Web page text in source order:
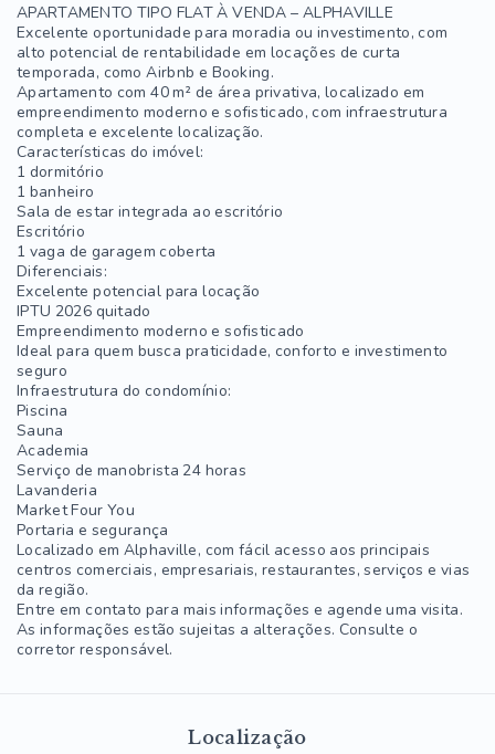
APARTAMENTO TIPO FLAT À VENDA – ALPHAVILLE
Excelente oportunidade para moradia ou investimento, com
alto potencial de rentabilidade em locações de curta
temporada, como Airbnb e Booking.
Apartamento com 40 m² de área privativa, localizado em
empreendimento moderno e sofisticado, com infraestrutura
completa e excelente localização.
Características do imóvel:
1 dormitório
1 banheiro
Sala de estar integrada ao escritório
Escritório
1 vaga de garagem coberta
Diferenciais:
Excelente potencial para locação
IPTU 2026 quitado
Empreendimento moderno e sofisticado
Ideal para quem busca praticidade, conforto e investimento
seguro
Infraestrutura do condomínio:
Piscina
Sauna
Academia
Serviço de manobrista 24 horas
Lavanderia
Market Four You
Portaria e segurança
Localizado em Alphaville, com fácil acesso aos principais
centros comerciais, empresariais, restaurantes, serviços e vias
da região.
Entre em contato para mais informações e agende uma visita.
As informações estão sujeitas a alterações. Consulte o
corretor responsável.
Localização